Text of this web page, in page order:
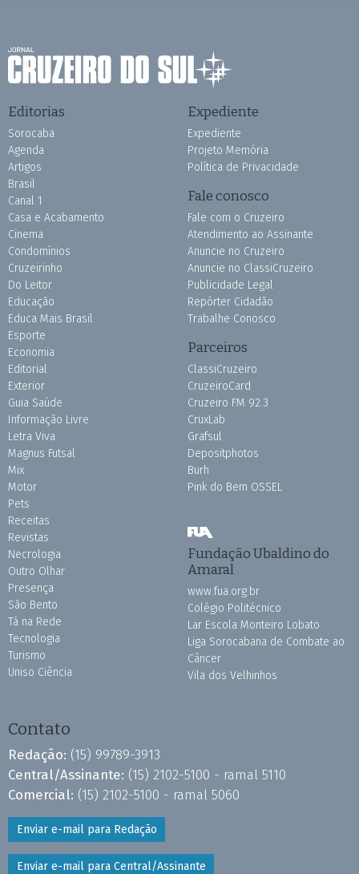
Editorias
Sorocaba
Agenda
Artigos
Brasil
Canal 1
Casa e Acabamento
Cinema
Condomínios
Cruzeirinho
Do Leitor
Educação
Educa Mais Brasil
Esporte
Economia
Editorial
Exterior
Guia Saúde
Informação Livre
Letra Viva
Magnus Futsal
Mix
Motor
Pets
Receitas
Revistas
Necrologia
Outro Olhar
Presença
São Bento
Tá na Rede
Tecnologia
Turismo
Uniso Ciência
Expediente
Expediente
Projeto Memória
Política de Privacidade
Fale conosco
Fale com o Cruzeiro
Atendimento ao Assinante
Anuncie no Cruzeiro
Anuncie no ClassiCruzeiro
Publicidade Legal
Repórter Cidadão
Trabalhe Conosco
Parceiros
ClassiCruzeiro
CruzeiroCard
Cruzeiro FM 92.3
CruxLab
Grafsul
Depositphotos
Burh
Pink do Bem OSSEL
Fundação Ubaldino do
Amaral
www.fua.org.br
Colégio Politécnico
Lar Escola Monteiro Lobato
Liga Sorocabana de Combate ao
Câncer
Vila dos Velhinhos
Contato
Redação: (15) 99789-3913
Central/Assinante: (15) 2102-5100 - ramal 5110
Comercial: (15) 2102-5100 - ramal 5060
Enviar e-mail para Redação
Enviar e-mail para Central/Assinante